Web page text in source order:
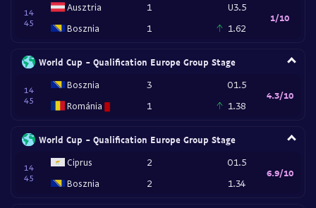
14
45
Ausztria
Bosznia
1
1
U3.5
1.62
1/10
World Cup - Qualification Europe Group Stage
14
45
Bosznia
Románia
3
1
O1.5
1.38
4.3/10
World Cup - Qualification Europe Group Stage
14
45
Ciprus
Bosznia
2
2
O1.5
1.34
6.9/10